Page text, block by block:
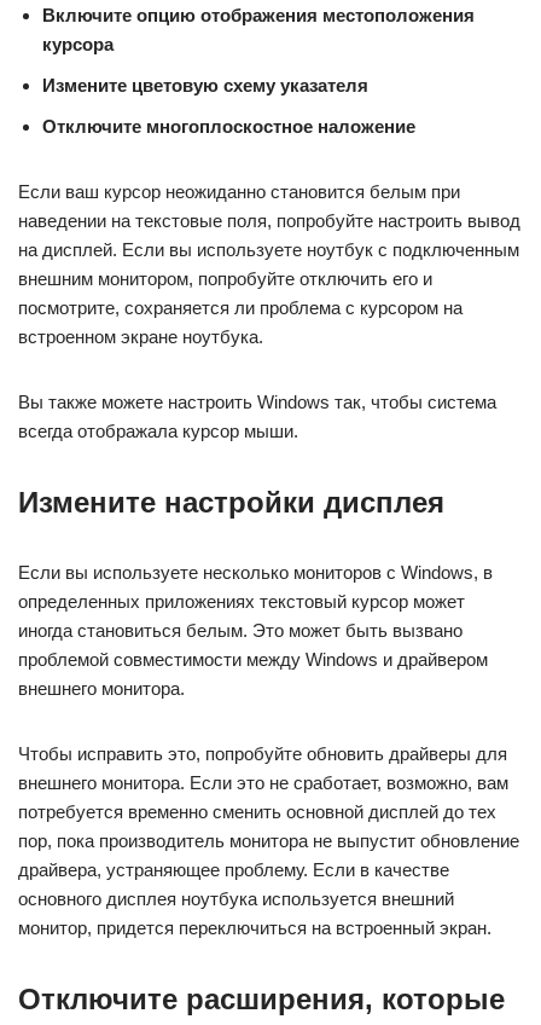
Включите опцию отображения местоположения
курсора
Измените цветовую схему указателя
Отключите многоплоскостное наложение
Если ваш курсор неожиданно становится белым при
наведении на текстовые поля, попробуйте настроить вывод
на дисплей. Если вы используете ноутбук с подключенным
внешним монитором, попробуйте отключить его и
посмотрите, сохраняется ли проблема с курсором на
встроенном экране ноутбука.
Вы также можете настроить Windows так, чтобы система
всегда отображала курсор мыши.
Измените настройки дисплея
Если вы используете несколько мониторов с Windows, в
определенных приложениях текстовый курсор может
иногда становиться белым. Это может быть вызвано
проблемой совместимости между Windows и драйвером
внешнего монитора.
Чтобы исправить это, попробуйте обновить драйверы для
внешнего монитора. Если это не сработает, возможно, вам
потребуется временно сменить основной дисплей до тех
пор, пока производитель монитора не выпустит обновление
драйвера, устраняющее проблему. Если в качестве
основного дисплея ноутбука используется внешний
монитор, придется переключиться на встроенный экран.
Отключите расширения, которые